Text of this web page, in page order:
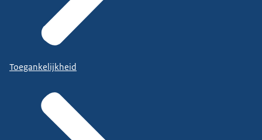
Toegankelijkheid